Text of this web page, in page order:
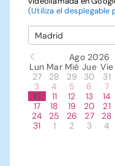
(Utiliza el desplegable
Ago 2026
Lun Mar Mié Jue Vie
27
28 29 30 31
3
4 5 6 7
10
11 12 13 14
17
18 19 20 21
24
25 26 27 28
31
1 2 3 4